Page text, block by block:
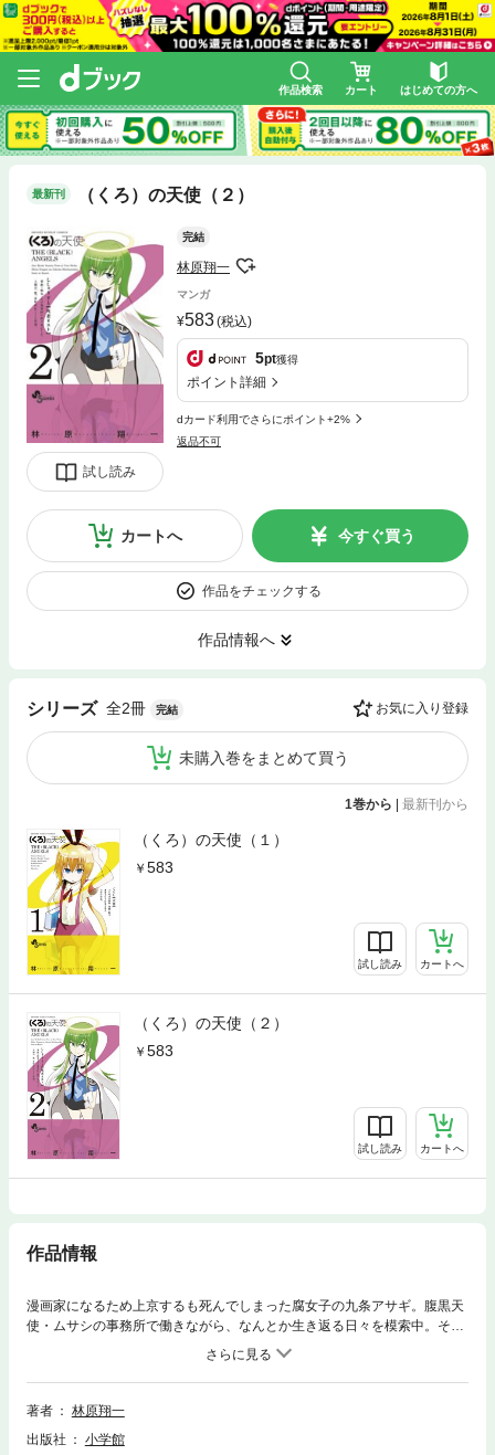
作品検索 カート はじめての方へ
最新刊 （くろ）の天使（２）
試し読み
完結
林原翔一
マンガ
583(税込)
5pt獲得
ポイント詳細
dカード利用でさらにポイント+2%
返品不可
カートへ 今すぐ買う
作品をチェックする
作品情報へ
シリーズ 全2冊 完結 お気に入り登録
未購入巻をまとめて買う
1巻から 最新刊から
（くろ）の天使（１）
583
試し読み カートへ
（くろ）の天使（２）
583
試し読み カートへ
作品情報
漫画家になるため上京するも死んでしまった腐女子の九条アサギ。腹黒天
使・ムサシの事務所で働きながら、なんとか生き返る日々を模索中。そん
なムサシの事務所に、間違ってやってきたキュートな課長天使・左京香奈
が今巻も大活躍！？ 「できる大人の女」として振る舞いたい左京だが、
ムサシの前では空回りばかりで・・・！？ そんなドタバタの日々のな
か、ついにアサギの「身体」が見つかった！ 「負」のエネルギーを集
体」を取り返すべく、ムサシ達は、敵のアジトへ!!ドタバタ日常から急
著者
林原翔一
出版社
小学館